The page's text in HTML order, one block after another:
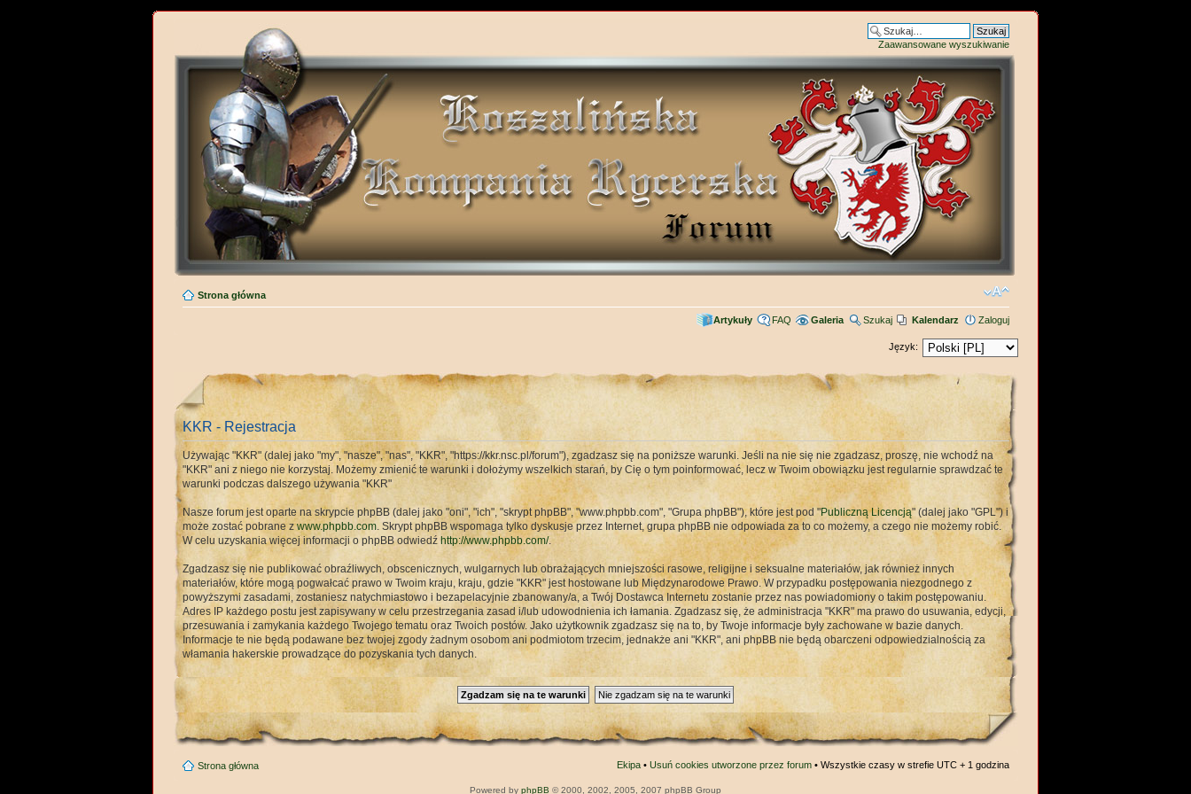
Zaawansowane wyszukiwanie
Strona główna
Artykuły FAQ Galeria Szukaj Kalendarz Zaloguj
Język:
KKR - Rejestracja
Używając "KKR" (dalej jako "my", "nasze", "nas", "KKR", "https://kkr.nsc.pl/forum"), zgadzasz się na poniższe warunki. Jeśli na nie się nie zgadzasz, proszę, nie wchodź na
"KKR" ani z niego nie korzystaj. Możemy zmienić te warunki i dołożymy wszelkich starań, by Cię o tym poinformować, lecz w Twoim obowiązku jest regularnie sprawdzać te
warunki podczas dalszego używania "KKR"
Nasze forum jest oparte na skrypcie phpBB (dalej jako "oni", "ich", "skrypt phpBB", "www.phpbb.com", "Grupa phpBB"), które jest pod "Publiczną Licencją" (dalej jako "GPL") i
może zostać pobrane zwww.phpbb.com. Skrypt phpBB wspomaga tylko dyskusje przez Internet, grupa phpBB nie odpowiada za to co możemy, a czego nie możemy robić.
W celu uzyskania więcej informacji o phpBB odwiedź http://www.phpbb.com/.
Zgadzasz się nie publikować obraźliwych, obscenicznych, wulgarnych lub obrażających mniejszości rasowe, religijne i seksualne materiałów, jak również innych
materiałów, które mogą pogwałcać prawo w Twoim kraju, kraju, gdzie "KKR" jest hostowane lub Międzynarodowe Prawo. W przypadku postępowania niezgodnego z
powyższymi zasadami, zostaniesz natychmiastowo i bezapelacyjnie zbanowany/a, a Twój Dostawca Internetu zostanie przez nas powiadomiony o takim postępowaniu.
Adres IP każdego postu jest zapisywany w celu przestrzegania zasad i/lub udowodnienia ich łamania. Zgadzasz się, że administracja "KKR" ma prawo do usuwania, edycji,
przesuwania i zamykania każdego Twojego tematu oraz Twoich postów. Jako użytkownik zgadzasz się na to, by Twoje informacje były zachowane w bazie danych.
Informacje te nie będą podawane bez twojej zgody żadnym osobom ani podmiotom trzecim, jednakże ani "KKR", ani phpBB nie będą obarczeni odpowiedzialnością za
włamania hakerskie prowadzące do pozyskania tych danych.
Strona główna Ekipa• Usuń cookies utworzone przez forum• Wszystkie czasy w strefie UTC + 1 godzina
Powered by phpBB © 2000, 2002, 2005, 2007 phpBB Group